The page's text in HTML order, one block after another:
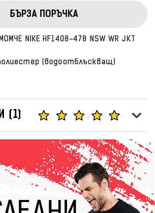
БЪРЗА ПОРЪЧКА
NIKE HF1408-478 NSW WR JKT
(водоотблъскващ)
(1)